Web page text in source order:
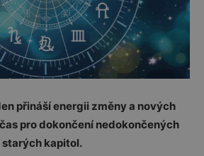
přináší energii změny a nových
pro dokončení nedokončených
kapitol.